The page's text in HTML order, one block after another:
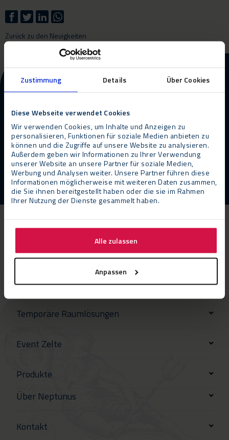
Zustimmung Details Über Cookies
Diese Webseite verwendet Cookies
Wir verwenden Cookies, um Inhalte und Anzeigen zu
personalisieren, Funktionen für soziale Medien anbieten zu
können und die Zugriffe auf unsere Website zu analysieren.
Außerdem geben wir Informationen zu Ihrer Verwendung
unserer Website an unsere Partner für soziale Medien,
Werbung und Analysen weiter. Unsere Partner führen diese
Informationen möglicherweise mit weiteren Daten zusammen,
die Sie ihnen bereitgestellt haben oder die sie im Rahmen
Ihrer Nutzung der Dienste gesammelt haben.
Alle zulassen
Anpassen
Zurück zu den Neuigkeiten
Weitere Informationen zu
unseren Produkten und
Dienstleistungen?
Kontakt Rückruf anfordern
Temporäre Raumlösungen
Event Zelte
Produkte
Über Neptunus
Kontakt